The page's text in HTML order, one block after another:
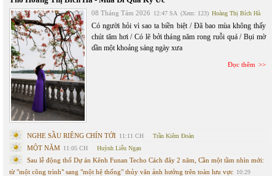
08 Tháng Tám 2026 12:47 SA (Xem: 123) Hoàng Thị Bích Hà
Có người hỏi vì sao ta biền biệt / Đã bao mùa không thấy
chút tăm hơi / Có lẽ bởi tháng năm rong ruỗi quá / Bụi mờ
dần một khoảng sáng ngày xưa
Đọc thêm
NGHE SẦU RIÊNG CHÍN TỚI 11:11 CH Trần Kiêm Đoàn
MỘT NĂM 11:05 CH Huỳnh Liễu Ngạn
Sau lễ động thổ Dự án Kênh Funan Techo Cách đây 2 năm, Cần một tầm nhìn mới:
từ "một công trình" sang "một hệ thống" thủy văn ảnh hưởng trên toàn lưu vực 10:29